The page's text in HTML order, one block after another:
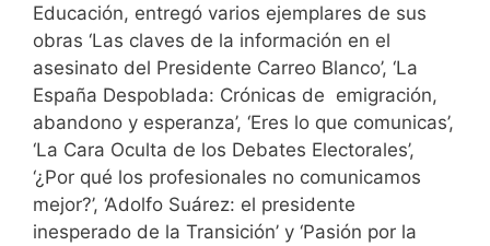
Educación, entregó varios ejemplares de sus
obras ‘Las claves de la información en el
asesinato del Presidente Carreo Blanco’, ‘La
España Despoblada: Crónicas de emigración,
abandono y esperanza’, ‘Eres lo que comunicas’,
‘La Cara Oculta de los Debates Electorales’,
‘¿Por qué los profesionales no comunicamos
mejor?’, ‘Adolfo Suárez: el presidente
inesperado de la Transición’ y ‘Pasión por la